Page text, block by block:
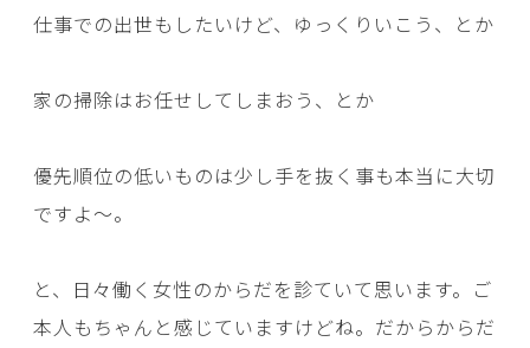
仕事での出世もしたいけど、ゆっくりいこう、とか
家の掃除はお任せしてしまおう、とか
優先順位の低いものは少し手を抜く事も本当に大切
ですよ～。
と、日々働く女性のからだを診ていて思います。ご
本人もちゃんと感じていますけどね。だからからだ